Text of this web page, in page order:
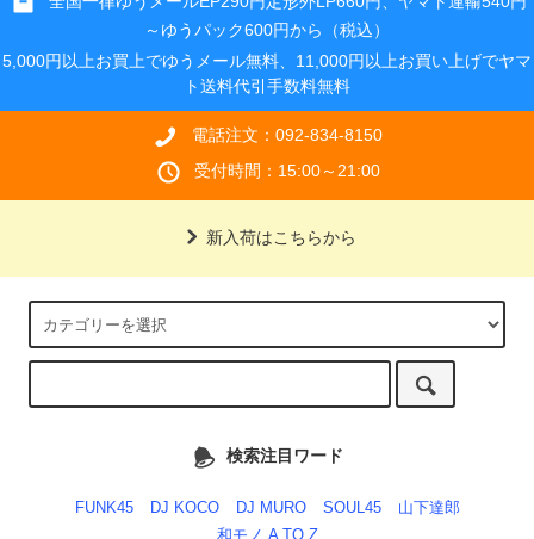
～ゆうパック600円から（税込）
5,000円以上お買上でゆうメール無料、11,000円以上お買い上げでヤマ
ト送料代引手数料無料
電話注文：092-834-8150
受付時間：15:00～21:00
新入荷はこちらから
検索注目ワード
FUNK45 DJ KOCO DJ MURO SOUL45
山下達郎
和モノ A TO Z